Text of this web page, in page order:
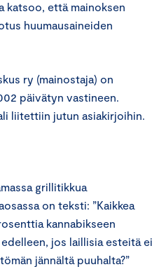
katsoo, että mainoksen
huumausaineiden
ry (mainostaja) on
päivätyn vastineen.
liitettiin jutun asiakirjoihin.
grillitikkua
on teksti: ”Kaikkea
kannabikseen
jos laillisia esteitä ei
jännältä puuhalta?”